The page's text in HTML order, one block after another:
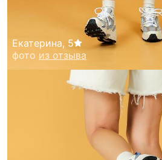
Екатерина, 5
фото из отзыва